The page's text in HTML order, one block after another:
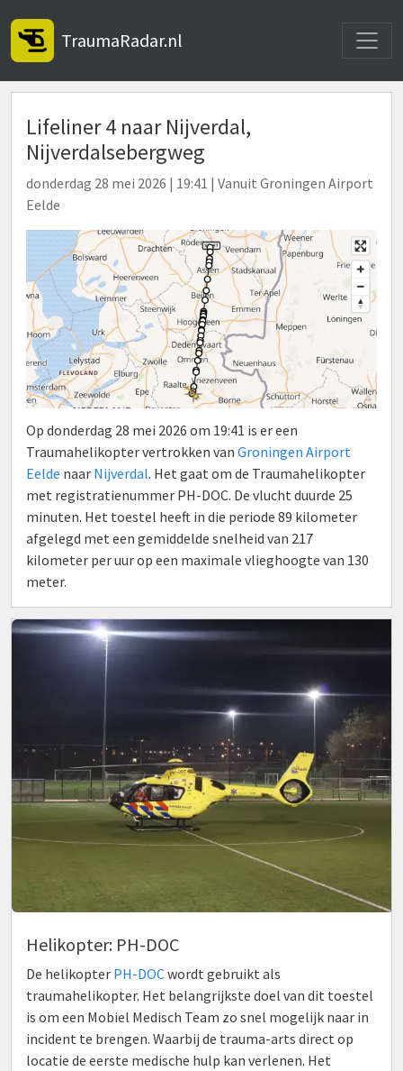
TraumaRadar.nl
Lifeliner 4 naar Nijverdal,
Nijverdalsebergweg
donderdag 28 mei 2026 | 19:41 | Vanuit Groningen Airport
Eelde
Op donderdag 28 mei 2026 om 19:41 is er een
Traumahelikopter vertrokken van Groningen Airport
Eelde naar Nijverdal. Het gaat om de Traumahelikopter
met registratienummer PH-DOC. De vlucht duurde 25
minuten. Het toestel heeft in die periode 89 kilometer
afgelegd met een gemiddelde snelheid van 217
kilometer per uur op een maximale vlieghoogte van 130
meter.
Helikopter: PH-DOC
De helikopter PH-DOCwordt gebruikt als
traumahelikopter. Het belangrijkste doel van dit toestel
is om een Mobiel Medisch Team zo snel mogelijk naar in
incident te brengen. Waarbij de trauma-arts direct op
locatie de eerste medische hulp kan verlenen. Het